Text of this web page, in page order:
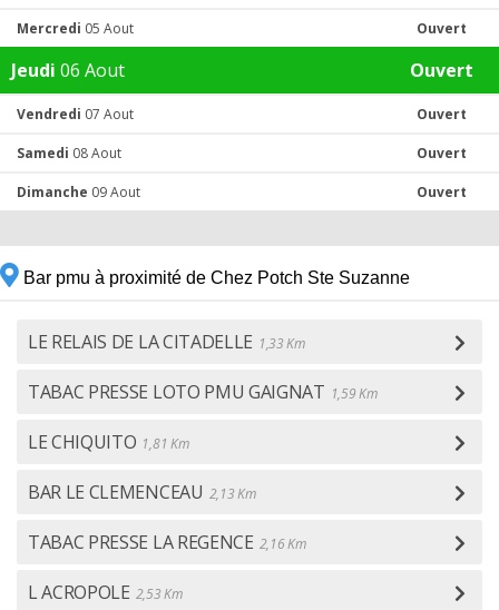
Mercredi 05 Aout Ouvert
Jeudi 06 Aout Ouvert
Vendredi 07 Aout Ouvert
Samedi 08 Aout Ouvert
Dimanche 09 Aout Ouvert
Bar pmu à proximité de Chez Potch Ste Suzanne
LE RELAIS DE LA CITADELLE 1,33 Km
TABAC PRESSE LOTO PMU GAIGNAT 1,59 Km
LE CHIQUITO 1,81 Km
BAR LE CLEMENCEAU 2,13 Km
TABAC PRESSE LA REGENCE 2,16 Km
L ACROPOLE 2,53 Km